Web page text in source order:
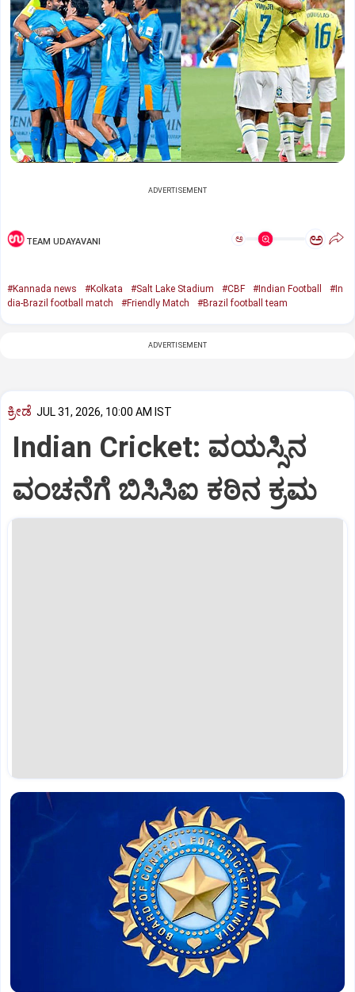
ADVERTISEMENT
TEAM UDAYAVANI ಅ ಅ
#Kannada news #Kolkata #Salt Lake Stadium #CBF #Indian Football
#In
dia-Brazil football match
#Friendly Match #Brazil football team
ADVERTISEMENT
ಕ್ರೀಡೆ JUL 31, 2026, 10:00 AM IST
Indian Cricket: ವಯಸ್ಸಿನ
ವಂಚನೆಗೆ ಬಿಸಿಸಿಐ ಕಠಿನ ಕ್ರಮ